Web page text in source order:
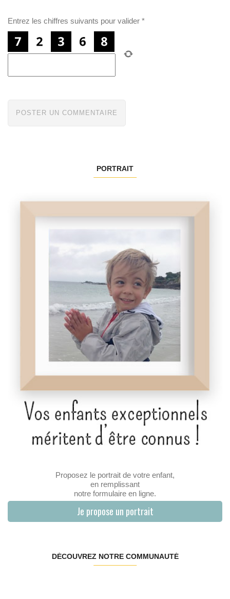
Entrez les chiffres suivants pour valider *
PORTRAIT
Proposez le portrait de votre enfant,
en remplissant
notre formulaire en ligne.
Je propose un portrait
DÉCOUVREZ NOTRE COMMUNAUTÉ